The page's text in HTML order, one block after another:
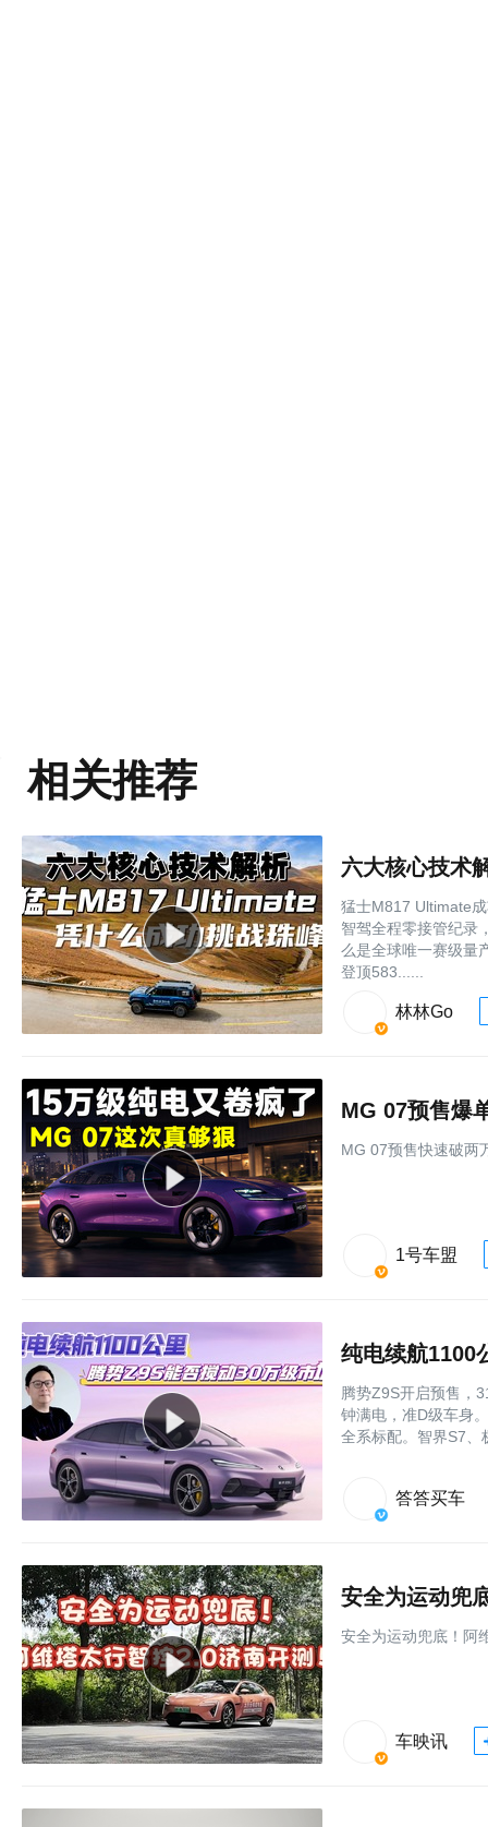
相关推荐
六大核心技术
猛士M817 Ultimate
智驾全程零接管纪录
么是全球唯一赛级量
登顶583......
林林Go
MG 07预售爆
MG 07预售快速破两
1号车盟
纯电续航1100
腾势Z9S开启预售，
钟满电，准D级车身
全系标配。智界S7、
答答买车
安全为运动兜
安全为运动兜底！阿
车映讯